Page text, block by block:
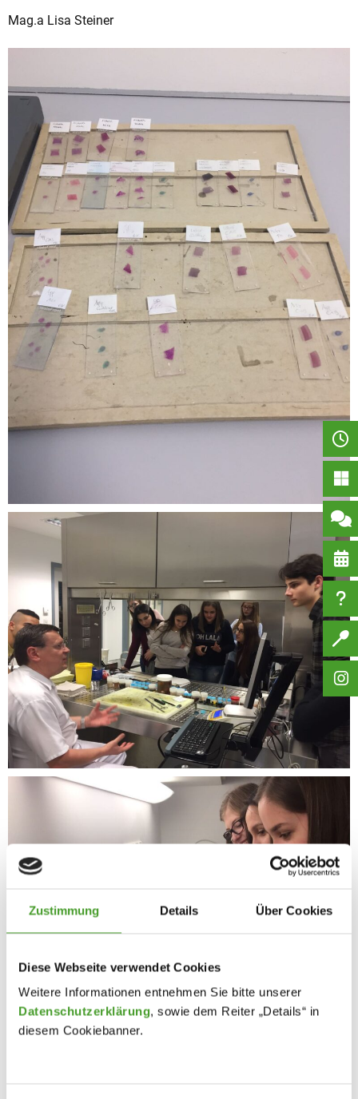
Zustimmung Details Über Cookies
Diese Webseite verwendet Cookies
Weitere Informationen entnehmen Sie bitte unserer
Datenschutzerklärung, sowie dem Reiter „Details“ in
diesem Cookiebanner.
Mag.a Lisa Steiner